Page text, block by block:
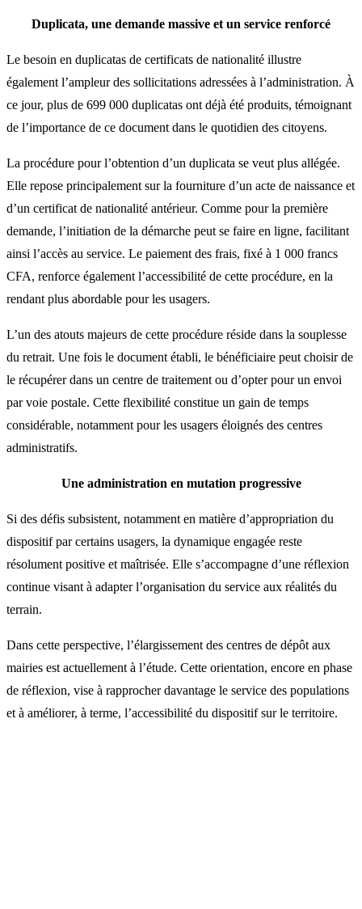
Duplicata, une demande massive et un service renforcé
Le besoin en duplicatas de certificats de nationalité illustre
également l’ampleur des sollicitations adressées à l’administration. À
ce jour, plus de 699 000 duplicatas ont déjà été produits, témoignant
de l’importance de ce document dans le quotidien des citoyens.
La procédure pour l’obtention d’un duplicata se veut plus allégée.
Elle repose principalement sur la fourniture d’un acte de naissance et
d’un certificat de nationalité antérieur. Comme pour la première
demande, l’initiation de la démarche peut se faire en ligne, facilitant
ainsi l’accès au service. Le paiement des frais, fixé à 1 000 francs
CFA, renforce également l’accessibilité de cette procédure, en la
rendant plus abordable pour les usagers.
L’un des atouts majeurs de cette procédure réside dans la souplesse
du retrait. Une fois le document établi, le bénéficiaire peut choisir de
le récupérer dans un centre de traitement ou d’opter pour un envoi
par voie postale. Cette flexibilité constitue un gain de temps
considérable, notamment pour les usagers éloignés des centres
administratifs.
Une administration en mutation progressive
Si des défis subsistent, notamment en matière d’appropriation du
dispositif par certains usagers, la dynamique engagée reste
résolument positive et maîtrisée. Elle s’accompagne d’une réflexion
continue visant à adapter l’organisation du service aux réalités du
terrain.
Dans cette perspective, l’élargissement des centres de dépôt aux
mairies est actuellement à l’étude. Cette orientation, encore en phase
de réflexion, vise à rapprocher davantage le service des populations
et à améliorer, à terme, l’accessibilité du dispositif sur le territoire.